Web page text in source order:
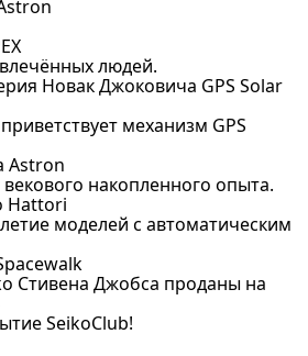
людей.
Новак Джоковича GPS Solar
механизм GPS
Astron
векового накопленного опыта.
Hattori
моделей с автоматическим
Стивена Джобса проданы на
SeikoClub!